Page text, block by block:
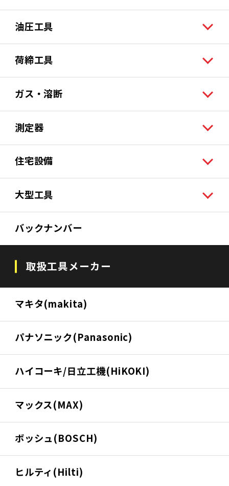
油圧工具
荷締工具
ガス・溶断
測定器
住宅設備
大型工具
バックナンバー
取扱工具メーカー
マキタ(makita)
パナソニック(Panasonic)
ハイコーキ/日立工機(HiKOKI)
マックス(MAX)
ボッシュ(BOSCH)
ヒルティ(Hilti)